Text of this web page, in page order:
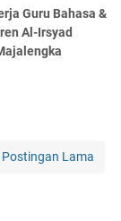
Guru Bahasa &
Al-Irsyad
Postingan Lama